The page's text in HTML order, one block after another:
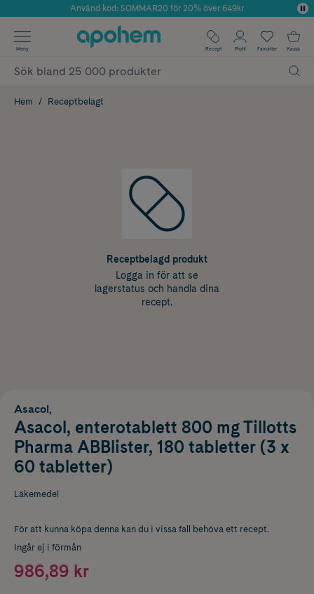
Använd kod: SOMMAR20 för 20% över 649kr
✓ Fri frakt
✓ Poäng på alla köp*
Meny Recept Profil Favoriter Kassa
Hem Receptbelagt
Receptbelagd produkt
Logga in för att se
lagerstatus och handla dina
recept.
Asacol,
Asacol, enterotablett 800 mg Tillotts
Pharma ABBlister, 180 tabletter (3 x
60 tabletter)
Läkemedel
För att kunna köpa denna kan du i vissa fall behöva ett recept.
Ingår ej i förmån
986,89 kr